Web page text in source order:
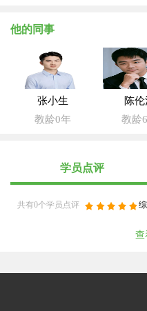
他的同事
张小生
教龄0年
陈伦
教龄
学员点评
共有0个学员点评
查